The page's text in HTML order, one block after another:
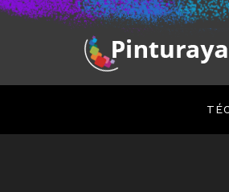
Saltar